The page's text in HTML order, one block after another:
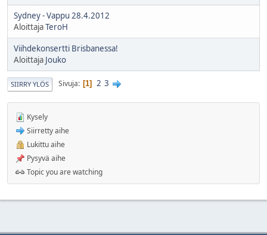
Sydney - Vappu 28.4.2012
AloittajaTeroH
Viihdekonsertti Brisbanessa!
Aloittaja Jouko
SIIRRY YLÖS Sivuja 1 2 3
Kysely
Siirretty aihe
Lukittu aihe
Pysyvä aihe
Topic you are watching